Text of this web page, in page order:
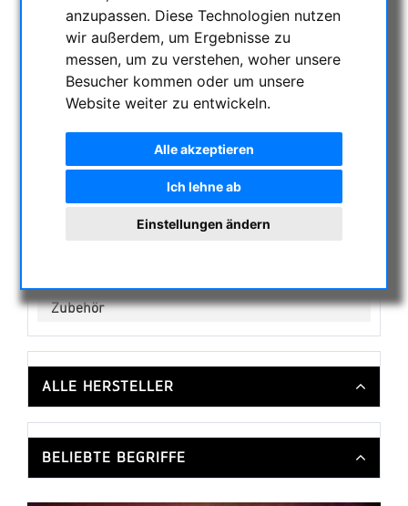
anzupassen. Diese Technologien nutzen
wir außerdem, um Ergebnisse zu
messen, um zu verstehen, woher unsere
Besucher kommen oder um unsere
Website weiter zu entwickeln.
Alle akzeptieren
Ich lehne ab
Einstellungen ändern
SONNENBEOBACHTUNG
FERNGLÄSER, SPEKTIVE
TELESKOPE
MONTIERUNGEN & STATIVE
CMOS & CCD KAMERAS
OPTISCHES ZUBEHÖR
MECHANISCHES ZUBEHÖR
Motoren & Steuerungen
Zubehör
ALLE HERSTELLER
BELIEBTE BEGRIFFE